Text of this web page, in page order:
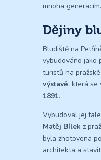
mnoha generacím.
Dějiny
Bludiště na
vybudováno jako
turistů na
výstavě, která se
1891.
Vybudoval jej
Matěj Bílek z
byla zhotovena
architekta a